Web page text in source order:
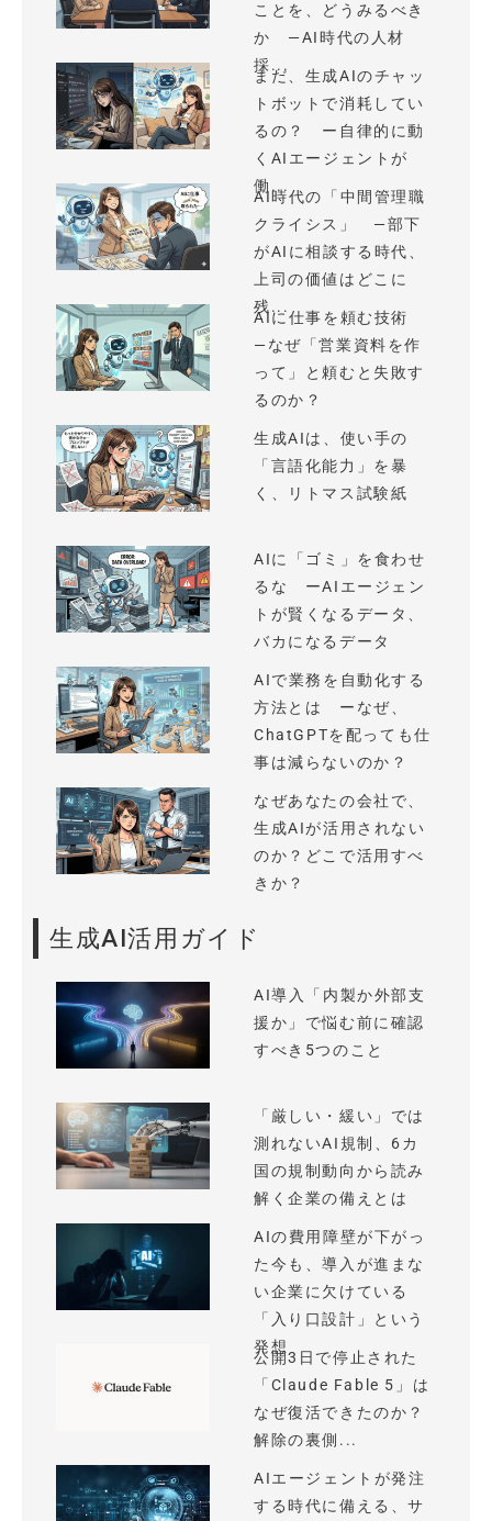
ことを、どうみるべき
か —AI時代の人材
採...
まだ、生成AIのチャッ
トボットで消耗してい
るの？ ー自律的に動
くAIエージェントが
働...
AI時代の「中間管理職
クライシス」 —部下
がAIに相談する時代、
上司の価値はどこに
残...
AIに仕事を頼む技術
—なぜ「営業資料を作
って」と頼むと失敗す
るのか？
生成AIは、使い手の
「言語化能力」を暴
く、リトマス試験紙
AIに「ゴミ」を食わせ
るな ーAIエージェン
トが賢くなるデータ、
バカになるデータ
AIで業務を自動化する
方法とは ーなぜ、
ChatGPTを配っても仕
事は減らないのか？
なぜあなたの会社で、
生成AIが活用されない
のか？どこで活用すべ
きか？
生成AI活用ガイド
AI導入「内製か外部支
援か」で悩む前に確認
すべき5つのこと
「厳しい・緩い」では
測れないAI規制、6カ
国の規制動向から読み
解く企業の備えとは
AIの費用障壁が下がっ
た今も、導入が進まな
い企業に欠けている
「入り口設計」という
発想
公開3日で停止された
「Claude Fable 5」は
なぜ復活できたのか？
解除の裏側...
AIエージェントが発注
する時代に備える、サ